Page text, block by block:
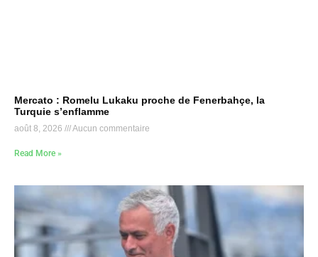
Mercato : Romelu Lukaku proche de Fenerbahçe, la
Turquie s’enflamme
août 8, 2026 Aucun commentaire
Read More »